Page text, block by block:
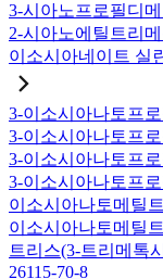
3-시아노프로필디
2-시아노에틸트리
이소시아네이트 실
3-이소시아나토프
3-이소시아나토프
3-이소시아나토프
3-이소시아나토프
이소시아나토메틸
이소시아나토메틸
트리스(3-트리메톡
26115-70-8